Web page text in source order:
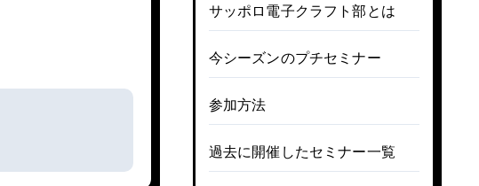
サッポロ電子クラフト部とは
今シーズンのプチセミナー
参加方法
過去に開催したセミナー一覧